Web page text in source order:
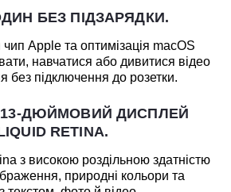
БЕЗ ПІДЗАРЯДКИ.
Apple та оптимізація macOS
навчатися або дивитися відео
без підключення до розетки.
ДЮЙМОВИЙ ДИСПЛЕЙ
RETINA.
з високою роздільною здатністю
природні кольори та